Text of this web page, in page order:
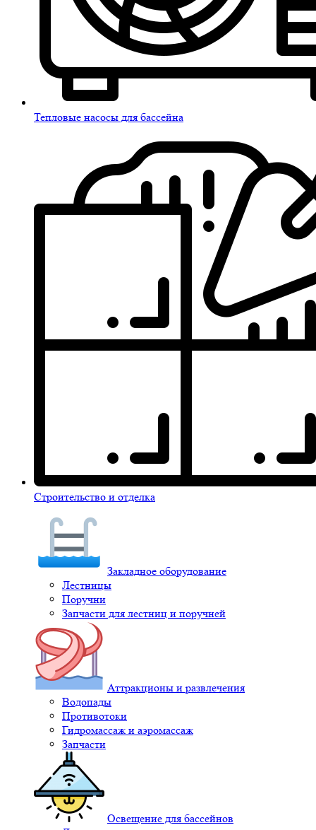
Тепловые насосы для бассейна
Строительство и отделка
Закладное оборудование
Лестницы
Поручни
Запчасти для лестниц и поручней
Аттракционы и развлечения
Водопады
Противотоки
Гидромассаж и аэромассаж
Запчасти
Освещение для бассейнов